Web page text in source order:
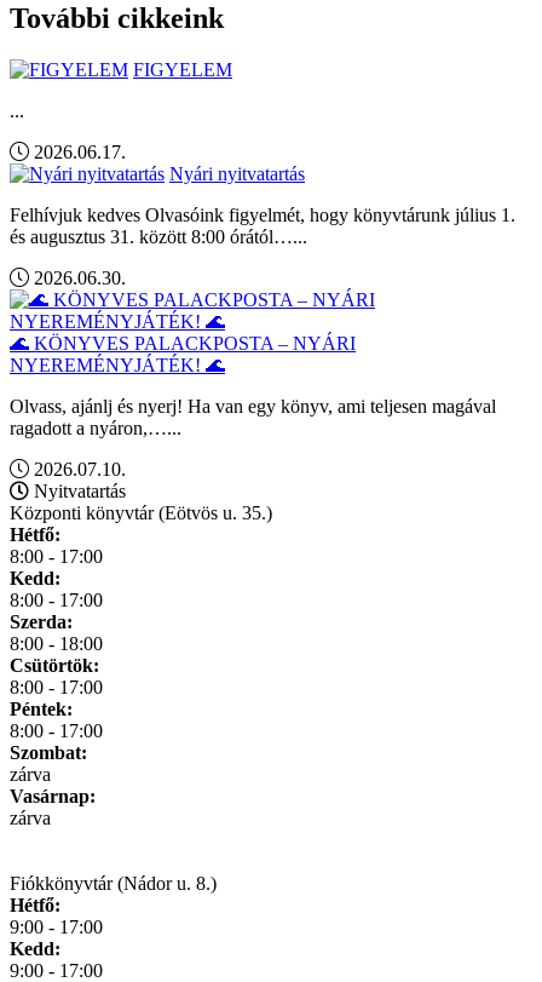
További cikkeink
FIGYELEM
...
2026.06.17.
Nyári nyitvatartás
Felhívjuk kedves Olvasóink figyelmét, hogy könyvtárunk július 1.
és augusztus 31. között 8:00 órától…...
2026.06.30.
🌊 KÖNYVES PALACKPOSTA – NYÁRI
NYEREMÉNYJÁTÉK! 🌊
Olvass, ajánlj és nyerj! Ha van egy könyv, ami teljesen magával
ragadott a nyáron,…...
2026.07.10.
Nyitvatartás
Központi könyvtár (Eötvös u. 35.)
Hétfő:
8:00 - 17:00
Kedd:
8:00 - 17:00
Szerda:
8:00 - 18:00
Csütörtök:
8:00 - 17:00
Péntek:
8:00 - 17:00
Szombat:
zárva
Vasárnap:
zárva
Fiókkönyvtár (Nádor u. 8.)
Hétfő:
9:00 - 17:00
Kedd:
9:00 - 17:00